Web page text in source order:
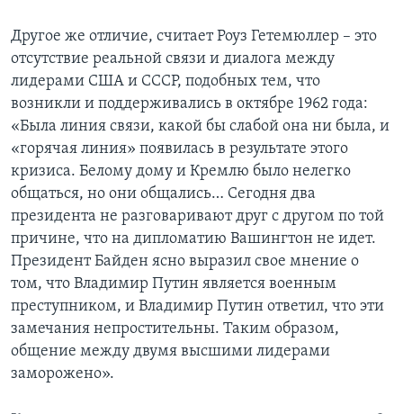
Другое же отличие, считает Роуз Гетемюллер – это
отсутствие реальной связи и диалога между
лидерами США и СССР, подобных тем, что
возникли и поддерживались в октябре 1962 года:
«Была линия связи, какой бы слабой она ни была, и
«горячая линия» появилась в результате этого
кризиса. Белому дому и Кремлю было нелегко
общаться, но они общались… Сегодня два
президента не разговаривают друг с другом по той
причине, что на дипломатию Вашингтон не идет.
Президент Байден ясно выразил свое мнение о
том, что Владимир Путин является военным
преступником, и Владимир Путин ответил, что эти
замечания непростительны. Таким образом,
общение между двумя высшими лидерами
заморожено».